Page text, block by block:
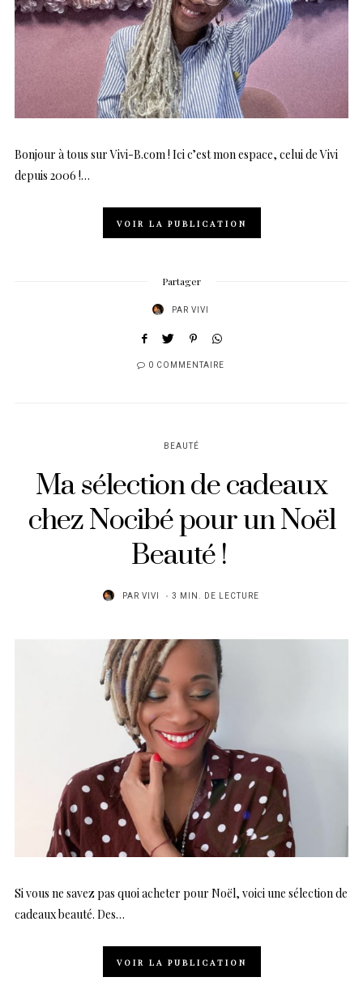
Bonjour à tous sur Vivi-B.com ! Ici c’est mon espace, celui de Vivi
depuis 2006 !…
VOIR LA PUBLICATION
Partager
PAR VIVI
0 COMMENTAIRE
BEAUTÉ
Ma sélection de cadeaux
chez Nocibé pour un Noël
Beauté !
PAR VIVI 3 MIN. DE LECTURE
Si vous ne savez pas quoi acheter pour Noël, voici une sélection de
cadeaux beauté. Des…
VOIR LA PUBLICATION